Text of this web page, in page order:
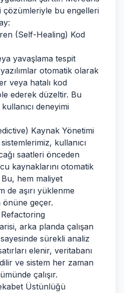
çözümleriyle bu engelleri
(Self-Healing) Kod
yavaşlama tespit
otomatik olarak
veya hatalı kod
ederek düzeltir. Bu
deneyimi
Kaynak Yönetimi
kullanıcı
saatleri önceden
kaynaklarını otomatik
hem maliyet
de aşırı yüklenme
önüne geçer.
arka planda çalışan
sürekli analiz
elenir, veritabanı
ve sistem her zaman
çalışır.
Üstünlüğü